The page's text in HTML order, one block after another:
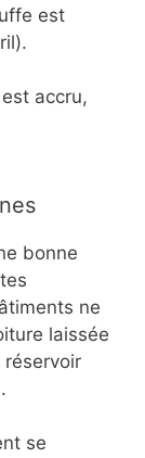
est
accru,
bonne
ne
laissée
réservoir
se